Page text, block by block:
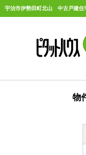
宇治市伊勢田町北山 中古戸建住
物